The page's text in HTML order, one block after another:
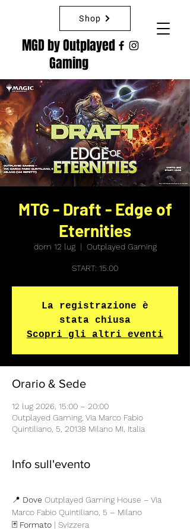
MGD by Outplayed
Gaming
Shop
MTG - Draft - Edge of
Eternities
dom 12 lug
  |
Outplayed Gaming
START: 15.00
La registrazione è
stata chiusa
Scopri gli altri eventi
Orario & Sede
12 lug 2026, 15:00 – 20:00
Outplayed Gaming, Via Marco Fabio
Quintiliano, 5, 20138 Milano MI, Italia
Info sull'evento
📍 Dove Outplayed Gaming House – Via
Marco Fabio Quintiliano, 5 – Milano
🃏 Formato | Svizzera